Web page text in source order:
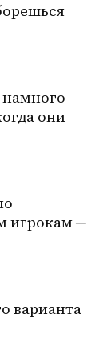
они
игрокам ─
варианта